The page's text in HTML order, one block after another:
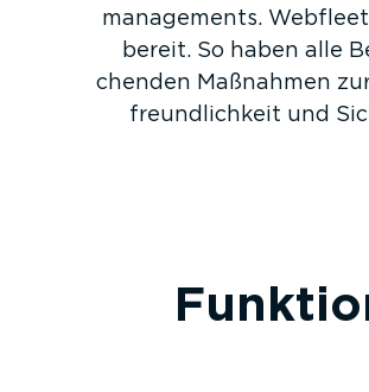
ma­nage­ments.
bereit. So haben alle
chenden Maßnahmen
freund­lichkeit und